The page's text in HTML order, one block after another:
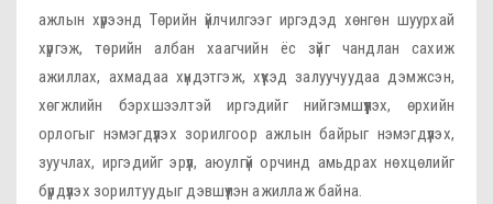
ажлын хүрээнд Төрийн үйлчилгээг иргэдэд хөнгөн шуурхай
хүргэж, төрийн албан хаагчийн ёс зүйг чандлан сахиж
ажиллах, ахмадаа хүндэтгэж, хүүхэд залуучуудаа дэмжсэн,
хөгжлийн бэрхшээлтэй иргэдийг нийгэмшүүлэх, өрхийн
орлогыг нэмэгдүүлэх зорилгоор ажлын байрыг нэмэгдүүлэх,
зуучлах, иргэдийг эрүүл, аюулгүй орчинд амьдрах нөхцөлийг
бүрдүүлэх зорилтуудыг дэвшүүлэн ажиллаж байна.